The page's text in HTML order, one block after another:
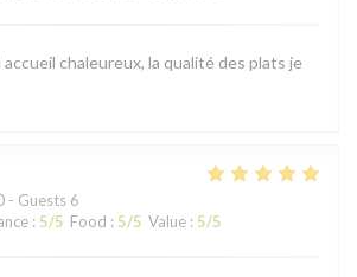
chaleureux, la qualité des plats je
- Guests 6
: 5/5 Food : 5/5 Value : 5/5